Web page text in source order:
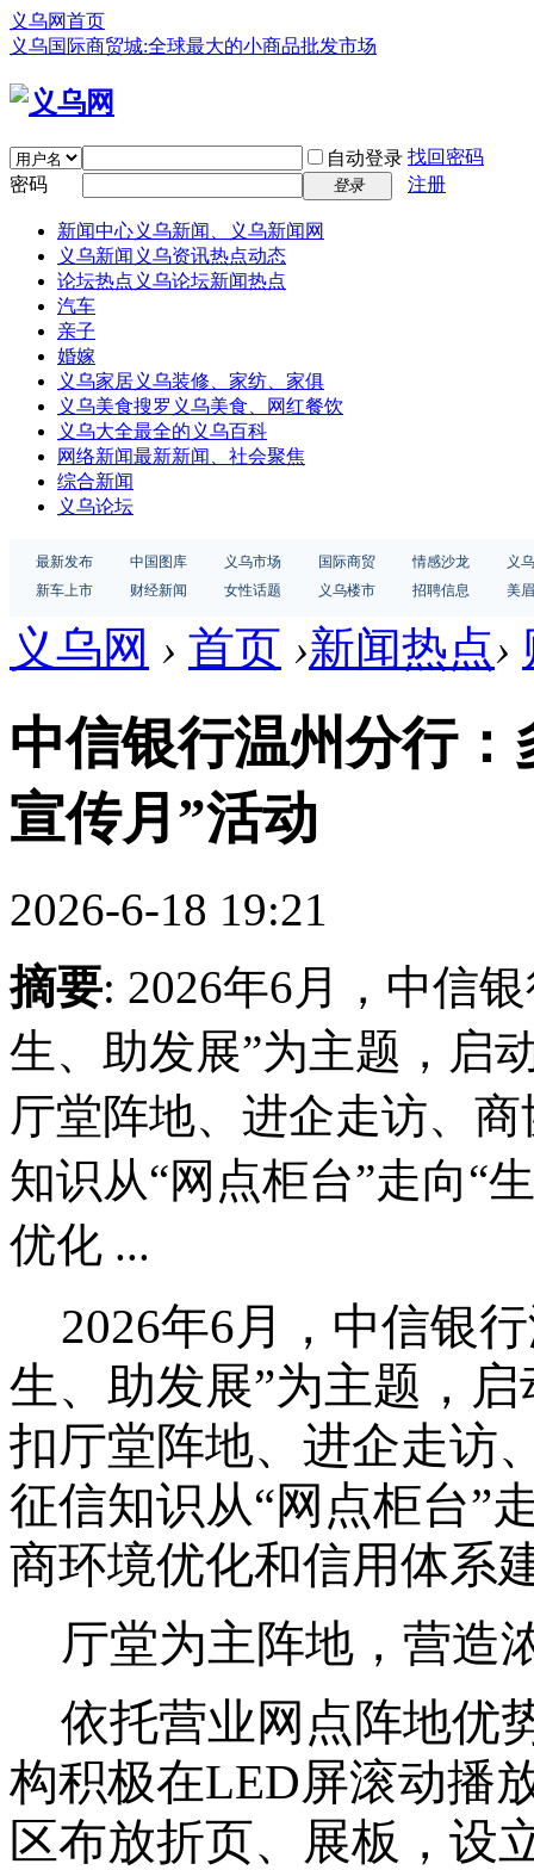
义乌网首页
义乌国际商贸城:全球最大的小商品批发市场
自动登录 找回密码
密码
登录 注册
新闻中心义乌新闻、义乌新闻网
义乌新闻 义乌资讯热点动态
论坛热点 义乌论坛新闻热点
汽车
亲子
婚嫁
义乌家居义乌装修、家纺、家俱
义乌美食搜罗义乌美食、网红餐饮
义乌大全最全的义乌百科
网络新闻最新新闻、社会聚焦
综合新闻
义乌论坛
最新发布 中国图库 义乌市场 国际商贸 情感沙龙
义
新车上市
财经新闻 女性话题 义乌楼市 招聘信息 美
义乌网 › 首页 ›新闻热点›
中信银行温州分行
宣传月”活动
2026-6-18 19:21
摘要: 2026年6月，中信
生、助发展”为主题，启
厅堂阵地、进企走访、
知识从“网点柜台”走向“
优化 ...
2026年6月，中信银
生、助发展”为主题，
扣厅堂阵地、进企走访
征信知识从“网点柜台”
商环境优化和信用体系
厅堂为主阵地，营造
依托营业网点阵地优
构积极在LED屏滚动播
区布放折页、展板，设